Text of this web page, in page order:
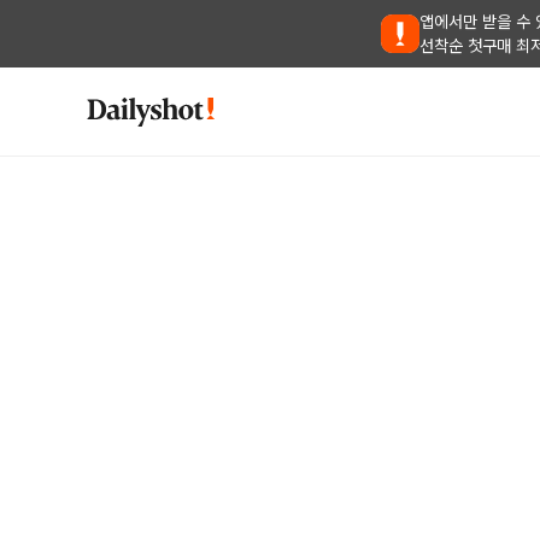
앱에서만 받을 수
선착순 첫구매 최